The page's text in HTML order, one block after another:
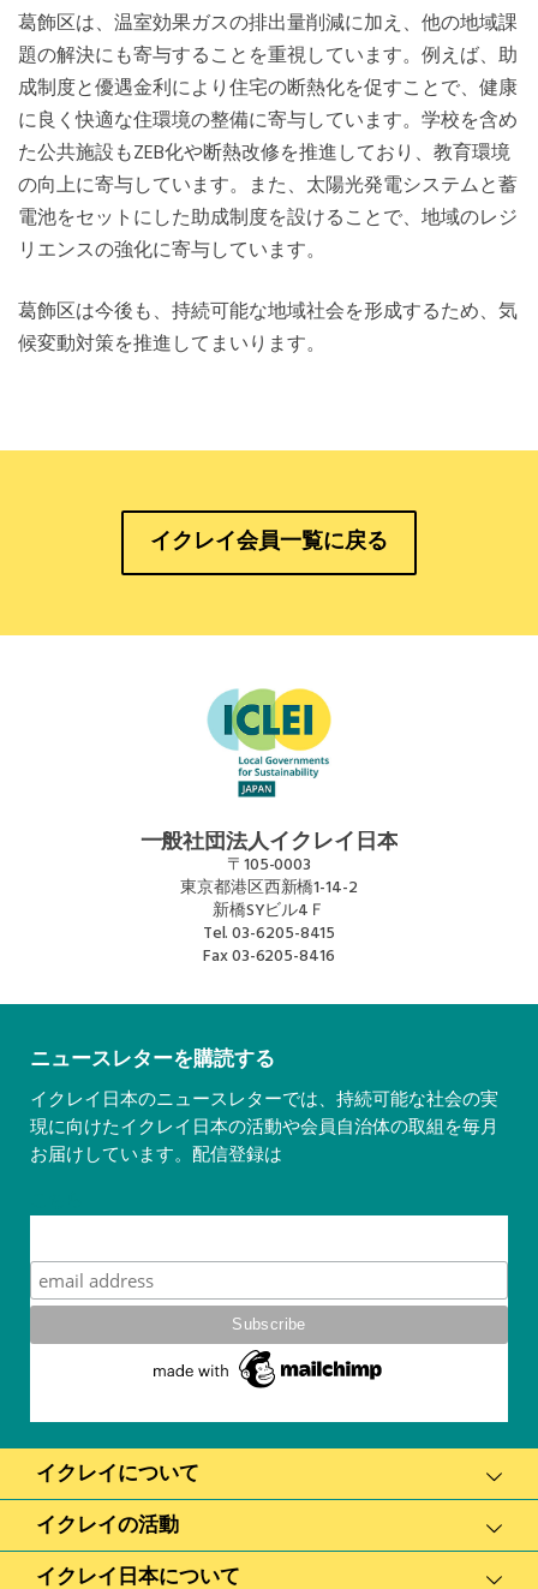
葛飾区は、温室効果ガスの排出量削減に加え、他の地域課
題の解決にも寄与することを重視しています。例えば、助
成制度と優遇金利により住宅の断熱化を促すことで、健康
に良く快適な住環境の整備に寄与しています。学校を含め
た公共施設もZEB化や断熱改修を推進しており、教育環境
の向上に寄与しています。また、太陽光発電システムと蓄
電池をセットにした助成制度を設けることで、地域のレジ
リエンスの強化に寄与しています。
葛飾区は今後も、持続可能な地域社会を形成するため、気
候変動対策を推進してまいります。
イクレイ会員一覧に戻る
一般社団法人イクレイ日本
〒105-0003
東京都港区西新橋1-14-2
新橋SYビル4Ｆ
Tel.03-6205-8415
Fax03-6205-8416
ニュースレターを購読する
イクレイ日本のニュースレターでは、持続可能な社会の実
現に向けたイクレイ日本の活動や会員自治体の取組を毎月
お届けしています。配信登録は
イクレイについて
イクレイの活動
イクレイ日本について